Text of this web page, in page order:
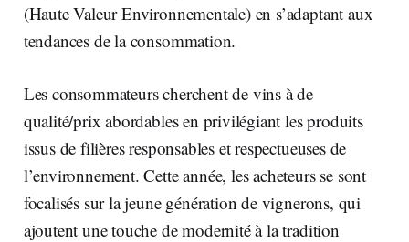
(Haute Valeur Environnementale) en s’adaptant aux
tendances de la consommation.
Les consommateurs cherchent de vins à de
qualité/prix abordables en privilégiant les produits
issus de filières responsables et respectueuses de
l’environnement. Cette année, les acheteurs se sont
focalisés sur la jeune génération de vignerons, qui
ajoutent une touche de modernité à la tradition